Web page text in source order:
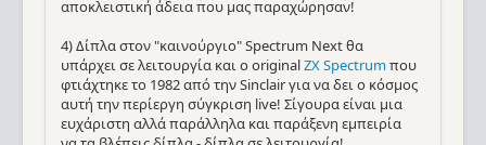
αποκλειστική άδεια που μας παραχώρησαν!
4) Δίπλα στον "καινούργιο" Spectrum Next θα
υπάρχει σε λειτουργία και ο originalZX Spectrumπου
φτιάχτηκε το 1982 από την Sinclair για να δει ο κόσμος
αυτή την περίεργη σύγκριση live! Σίγουρα είναι μια
ευχάριστη αλλά παράλληλα και παράξενη εμπειρία